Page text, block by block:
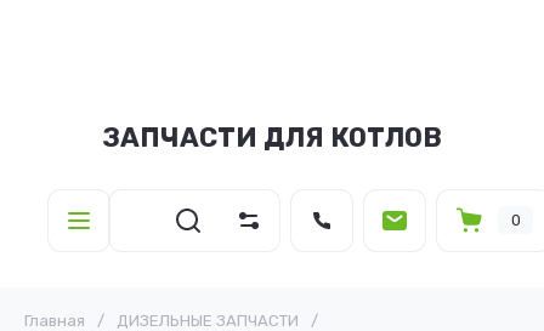
ЗАПЧАСТИ ДЛЯ КОТЛОВ
0
Главная / ДИЗЕЛЬНЫЕ ЗАПЧАСТИ
/